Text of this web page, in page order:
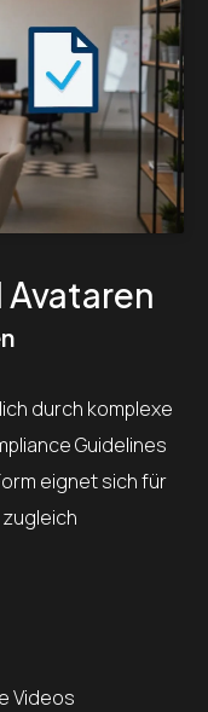
Avataren
durch komplexe
Guidelines
eignet sich für
Videos